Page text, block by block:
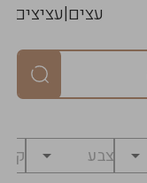
עצים|עציצים